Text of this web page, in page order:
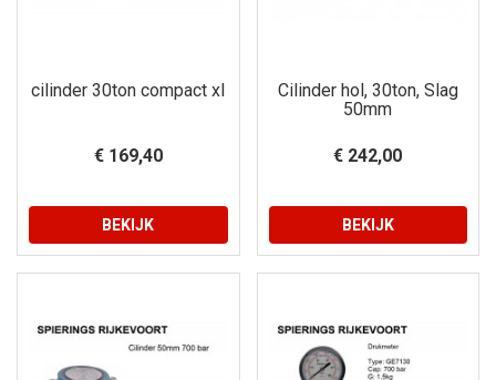
cilinder 30ton compact xl
€ 169,40
BEKIJK
Cilinder hol, 30ton, Slag
50mm
€ 242,00
BEKIJK